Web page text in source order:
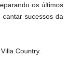
os últimos
sucessos da
Country.